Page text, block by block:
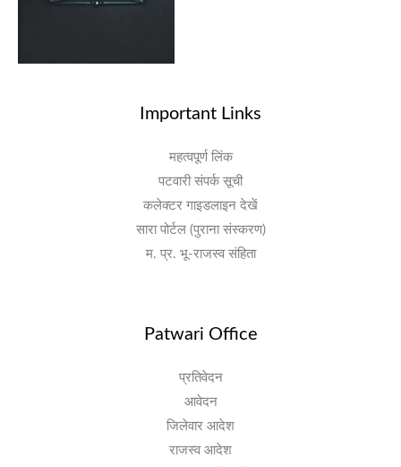
Important Links
महत्वपूर्ण लिंक
पटवारी संपर्क सूची
कलेक्टर गाइडलाइन देखें
सारा पोर्टल (पुराना संस्करण)
म. प्र. भू-राजस्व संहिता
Patwari Office
प्रतिवेदन
आवेदन
जिलेवार आदेश
राजस्व आदेश